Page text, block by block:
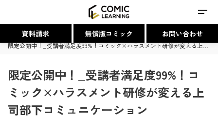
資料請求 無償版コミック お問い合わせ
/ セミナー パワハラ（パワーハラスメント） 管理職 /
限定公開中！_受講者満足度99%！コミック×ハラスメント研修が変える上司部下コミュニケーション
限定公開中！_受講者満足度99%！コ
ミック×ハラスメント研修が変える上
司部下コミュニケーション